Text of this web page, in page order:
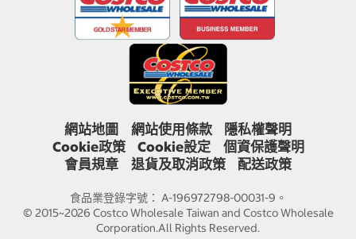
網站地圖 網站使用條款
隱私權聲明
Cookie政策
Cookie設定
個資保護聲明
會員規章
退貨及取消政策 配送政策
食品業登錄字號： A-196972798-00031-9。
© 2015~2026 Costco Wholesale Taiwan and Costco Wholesale
Corporation.All Rights Reserved.